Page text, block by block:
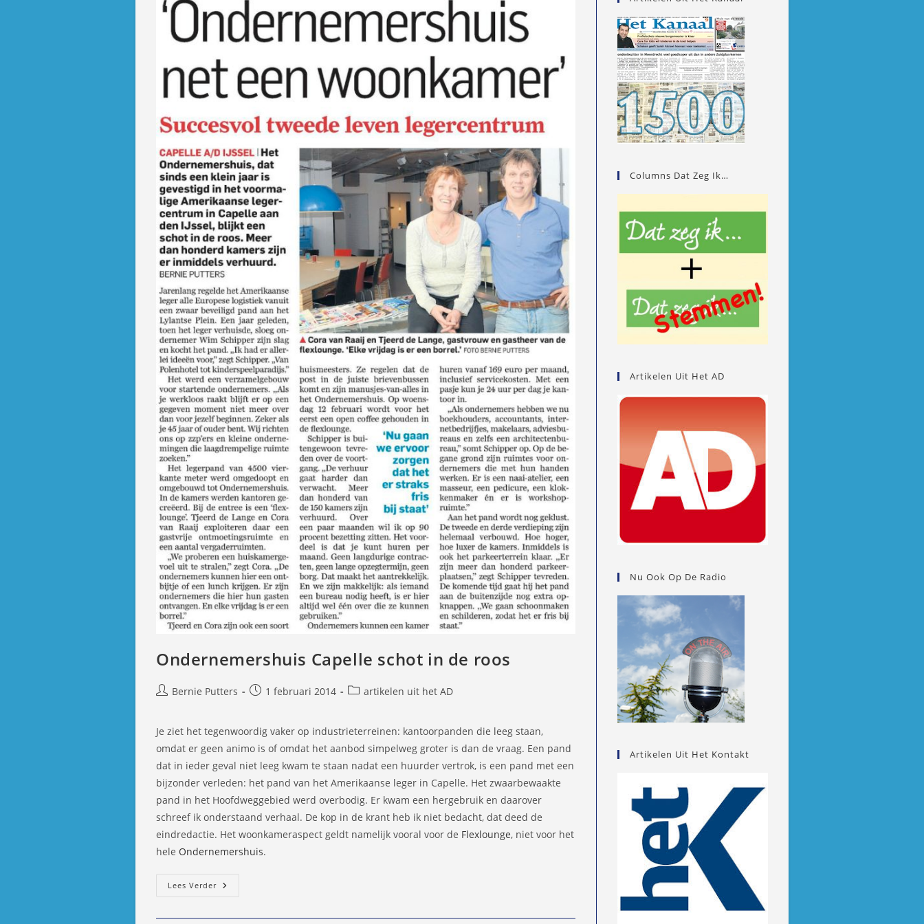
Ondernemershuis Capelle schot in de roos
BerichtBernie Putters
Bericht1 februari 2014 Berichtcategorie:
artikelen uit het AD
Je ziet het tegenwoordig vaker op industrieterreinen: kantoorpanden die leeg staan,
omdat er geen animo is of omdat het aanbod simpelweg groter is dan de vraag. Een pand
dat in ieder geval niet leeg kwam te staan nadat een huurder vertrok, is een pand met een
bijzonder verleden: het pand van het Amerikaanse leger in Capelle. Het zwaarbewaakte
pand in het Hoofdweggebied werd overbodig. Er kwam een hergebruik en daarover
schreef ik onderstaand verhaal. De kop in de krant heb ik niet bedacht, dat deed de
eindredactie. Het woonkameraspect geldt namelijk vooral voor de Flexlounge, niet voor het
hele Ondernemershuis.
Lees VerderOndernemershuis
Columns Dat Zeg Ik…
Artikelen Uit Het AD
Nu Ook Op De Radio
Artikelen Uit Het Kontakt